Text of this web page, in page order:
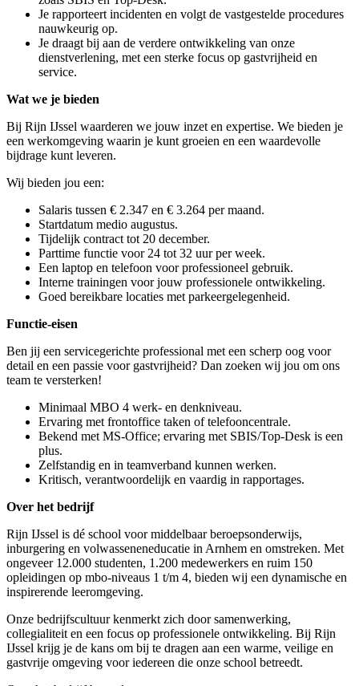
Je rapporteert incidenten en volgt de vastgestelde procedures
nauwkeurig op.
Je draagt bij aan de verdere ontwikkeling van onze
dienstverlening, met een sterke focus op gastvrijheid en
service.
Wat we je bieden
Bij Rijn IJssel waarderen we jouw inzet en expertise. We bieden je
een werkomgeving waarin je kunt groeien en een waardevolle
bijdrage kunt leveren.
Wij bieden jou een:
Salaris tussen € 2.347 en € 3.264 per maand.
Startdatum medio augustus.
Tijdelijk contract tot 20 december.
Parttime functie voor 24 tot 32 uur per week.
Een laptop en telefoon voor professioneel gebruik.
Interne trainingen voor jouw professionele ontwikkeling.
Goed bereikbare locaties met parkeergelegenheid.
Functie-eisen
Ben jij een servicegerichte professional met een scherp oog voor
detail en een passie voor gastvrijheid? Dan zoeken wij jou om ons
team te versterken!
Minimaal MBO 4 werk- en denkniveau.
Ervaring met frontoffice taken of telefooncentrale.
Bekend met MS-Office; ervaring met SBIS/Top-Desk is een
plus.
Zelfstandig en in teamverband kunnen werken.
Kritisch, verantwoordelijk en vaardig in rapportages.
Over het bedrijf
Rijn IJssel is dé school voor middelbaar beroepsonderwijs,
inburgering en volwasseneneducatie in Arnhem en omstreken. Met
ongeveer 12.000 studenten, 1.200 medewerkers en ruim 150
opleidingen op mbo-niveaus 1 t/m 4, bieden wij een dynamische en
inspirerende leeromgeving.
Onze bedrijfscultuur kenmerkt zich door samenwerking,
collegialiteit en een focus op professionele ontwikkeling. Bij Rijn
IJssel krijg je de kans om bij te dragen aan een warme, veilige en
gastvrije omgeving voor iedereen die onze school betreedt.